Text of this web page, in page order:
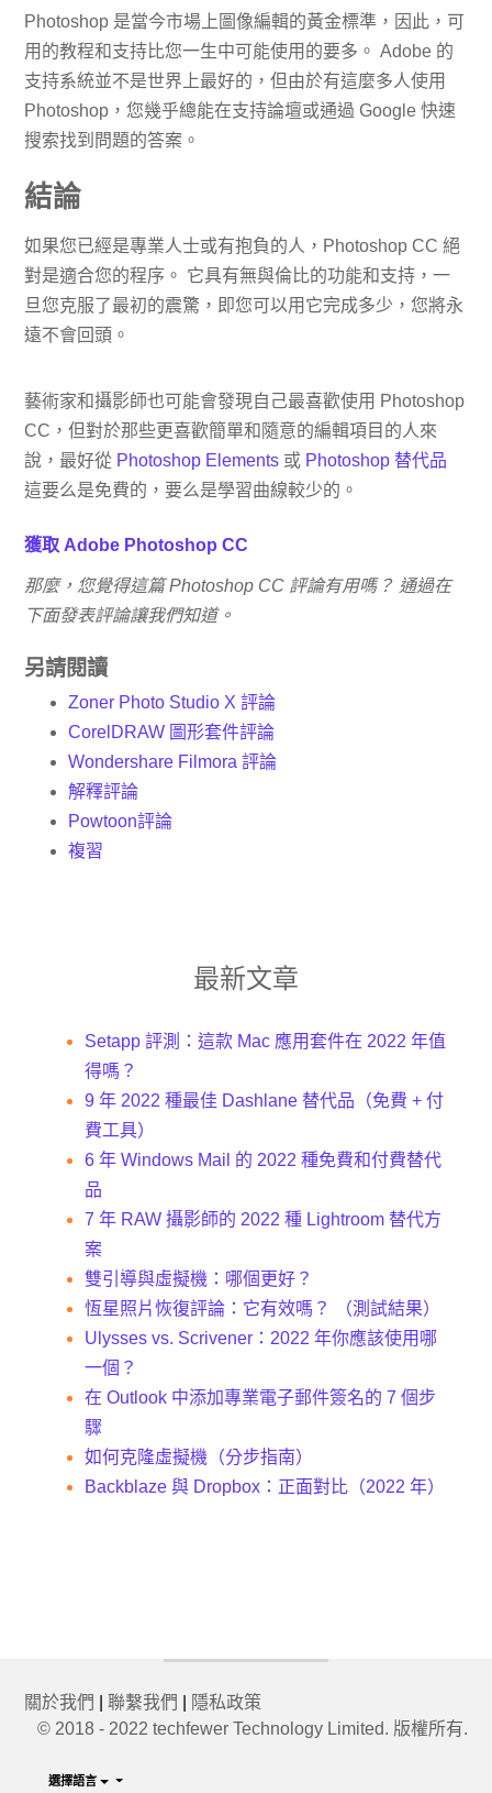
Photoshop 是當今市場上圖像編輯的黃金標準，因此，可
用的教程和支持比您一生中可能使用的要多。 Adobe 的
支持系統並不是世界上最好的，但由於有這麼多人使用
Photoshop，您幾乎總能在支持論壇或通過 Google 快速
搜索找到問題的答案。
結論
如果您已經是專業人士或有抱負的人，Photoshop CC 絕
對是適合您的程序。 它具有無與倫比的功能和支持，一
旦您克服了最初的震驚，即您可以用它完成多少，您將永
遠不會回頭。
藝術家和攝影師也可能會發現自己最喜歡使用 Photoshop
CC，但對於那些更喜歡簡單和隨意的編輯項目的人來
說，最好從 Photoshop Elements 或 Photoshop 替代品
這要么是免費的，要么是學習曲線較少的。
獲取 Adob​​e Photoshop CC
那麼，您覺得這篇 Photoshop CC 評論有用嗎？ 通過在
下面發表評論讓我們知道。
另請閱讀
Zoner Photo Studio X 評論
CorelDRAW 圖形套件評論
Wondershare Filmora 評論
解釋評論
Powtoon評論
複習
最新文章
Setapp 評測：這款 Mac 應用套件在 2022 年值
得嗎？
9 年 2022 種最佳 Dashlane 替代品（免費 + 付
費工具）
6 年 Windows Mail 的 2022 種免費和付費替代
品
7 年 RAW 攝影師的 2022 種 Lightroom 替代方
案
雙引導與虛擬機：哪個更好？
恆星照片恢復評論：它有效嗎？ （測試結果）
Ulysses vs. Scrivener：2022 年你應該使用哪
一個？
在 Outlook 中添加專業電子郵件簽名的 7 個步
驟
如何克隆虛擬機（分步指南）
Backblaze 與 Dropbox：正面對比（2022 年）
關於我們 |聯繫我們
隱私政策
© 2018 - 2022 techfewer Technology Limited. 版權所有.
選擇語言